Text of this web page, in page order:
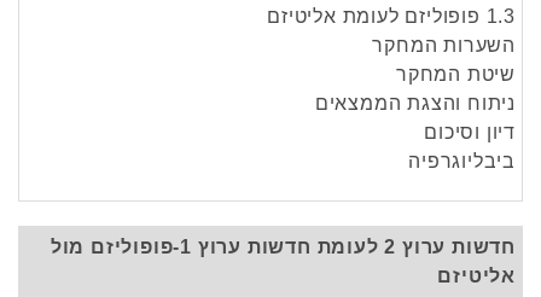
1.3 פופוליזם לעומת אליטיזם
השערות המחקר
שיטת המחקר
ניתוח והצגת הממצאים
דיון וסיכום
ביבליוגרפיה
חדשות ערוץ 2 לעומת חדשות ערוץ 1-פופוליזם מול
אליטיזם